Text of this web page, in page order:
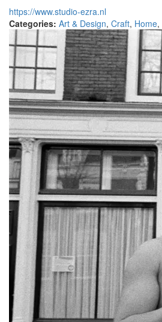
https://www.studio-ezra.nl
Categories: Art & Design, Craft, Home,